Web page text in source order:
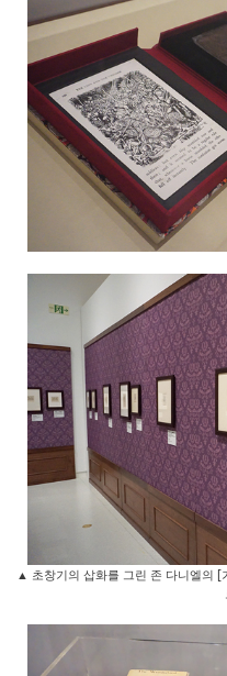
▲ 초창기의 삽화를 그린 존 다니엘의 [